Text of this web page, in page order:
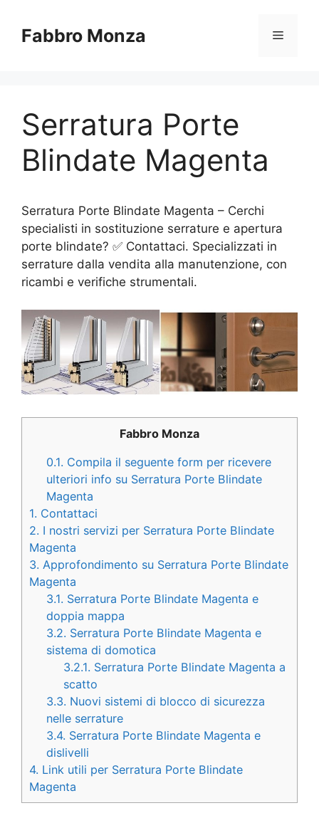
contenuto
Fabbro Monza Menu
Serratura Porte
Blindate Magenta
Serratura Porte Blindate Magenta – Cerchi
specialisti in sostituzione serrature e apertura
porte blindate? ✅ Contattaci. Specializzati in
serrature dalla vendita alla manutenzione, con
ricambi e verifiche strumentali.
Fabbro Monza
0.1. Compila il seguente form per ricevere
ulteriori info su Serratura Porte Blindate
Magenta
1. Contattaci
2. I nostri servizi per Serratura Porte Blindate
Magenta
3. Approfondimento su Serratura Porte Blindate
Magenta
3.1. Serratura Porte Blindate Magenta e
doppia mappa
3.2. Serratura Porte Blindate Magenta e
sistema di domotica
3.2.1. Serratura Porte Blindate Magenta a
scatto
3.3. Nuovi sistemi di blocco di sicurezza
nelle serrature
3.4. Serratura Porte Blindate Magenta e
dislivelli
4. Link utili per Serratura Porte Blindate
Magenta